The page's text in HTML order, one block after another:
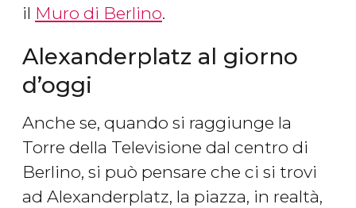
il Muro di Berlino.
Alexanderplatz al giorno
d’oggi
Anche se, quando si raggiunge la
Torre della Televisione dal centro di
Berlino, si può pensare che ci si trovi
ad Alexanderplatz, la piazza, in realtà,